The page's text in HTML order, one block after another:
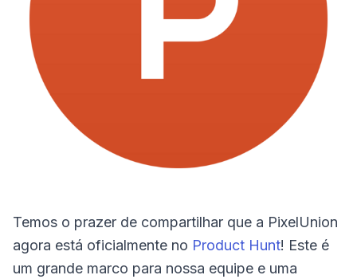
Temos o prazer de compartilhar que a PixelUnion
agora está oficialmente no Product Hunt! Este é
um grande marco para nossa equipe e uma